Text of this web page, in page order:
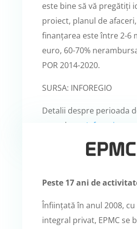
este bine să vă pregătiți
proiect, planul de
finanțarea este între 2-6
euro, 60-70%
POR 2014-2020.
SURSA: INFOREGIO
Detalii despre perioada
consultare: Inforegio
Peste 17 ani de
Înființată în anul 2008,
integral privat, EPMC se